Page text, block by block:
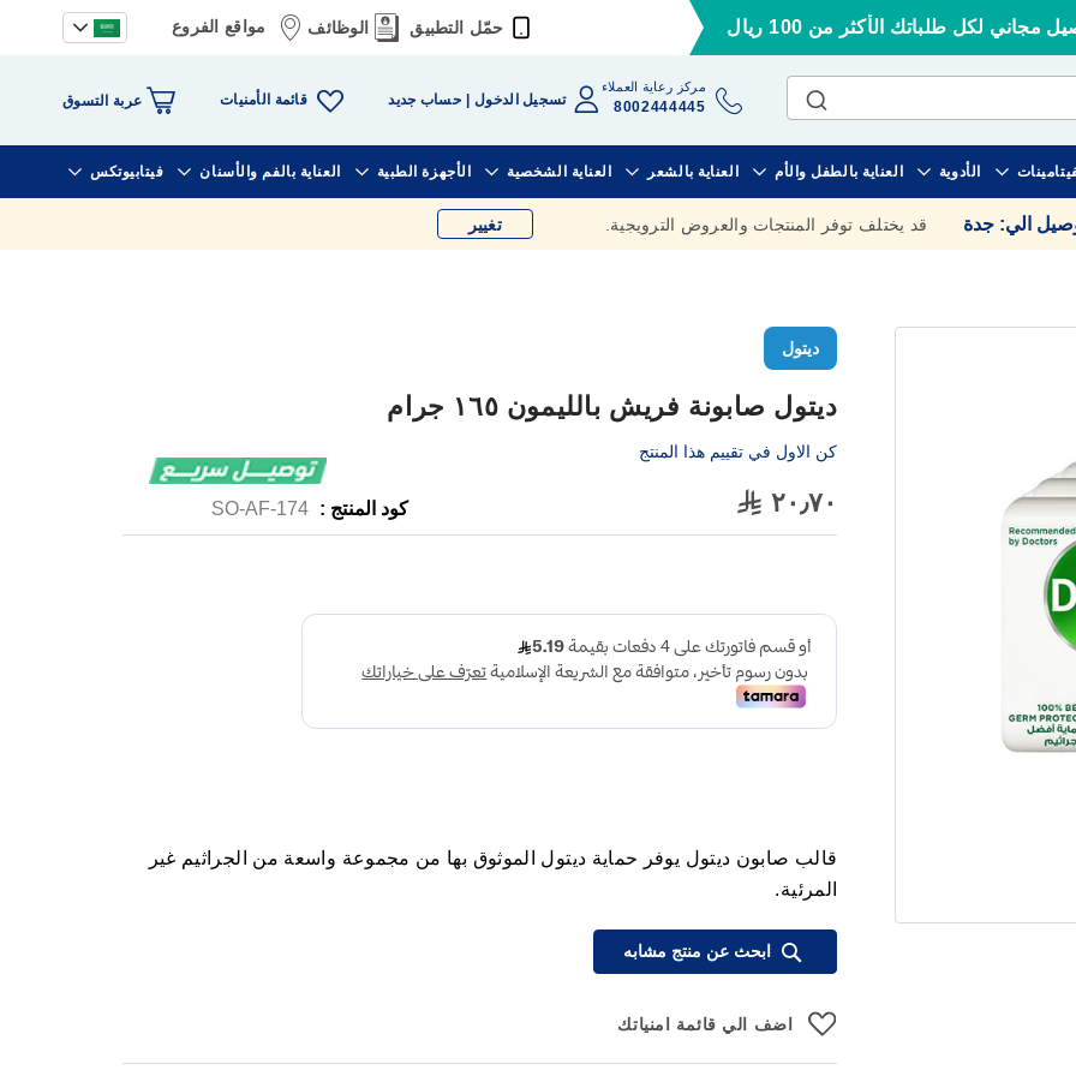
مجاني لكل طلباتك الأكثر من 100 ريال حمّل التطبيق الوظائف مواقع الفروع
مركز رعاية العملاء
8002444445 تسجيل الدخول حساب جديد قائمة الأمنيات عربة التسوق
الأدوية العناية بالطفل والأم العناية بالشعر العناية الشخصية الأجهزة الطبية العناية بالفم والأسنان فيتابيوتكس
الي: جدة قد يختلف توفر المنتجات والعروض الترويجية. تغيير
ديتول
ديتول صابونة فريش بالليمون ١٦٥ جرام
كن الاول في تقييم هذا المنتج
٢٠٫٧٠ كود المنتج : SO-AF-174
قالب صابون ديتول يوفر حماية ديتول الموثوق بها من مجموعة واسعة من الجراثيم غير
المرئية.
ابحث عن منتج مشابه
اضف الي قائمة امنياتك